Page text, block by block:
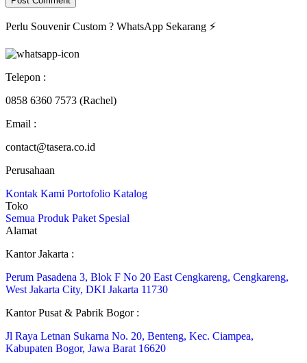
Perlu Souvenir Custom ? WhatsApp Sekarang ⚡
Telepon :
0858 6360 7573 (Rachel)
Email :
contact@tasera.co.id
Perusahaan
Kontak Kami Portofolio Katalog
Toko
Semua Produk Paket Spesial
Alamat
Kantor Jakarta :
Perum Pasadena 3, Blok F No 20 East Cengkareng, Cengkareng,
West Jakarta City, DKI Jakarta 11730
Kantor Pusat & Pabrik Bogor :
Jl Raya Letnan Sukarna No. 20, Benteng, Kec. Ciampea,
Kabupaten Bogor, Jawa Barat 16620